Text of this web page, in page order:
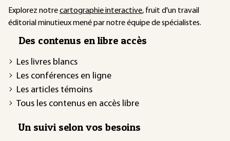
Explorez notrecartographie interactive, fruit d'un travail
éditorial minutieux mené par notre équipe de spécialistes.
Des contenus en libre accès
Les livres blancs
Les conférences en ligne
Les articles témoins
Tous les contenus en accès libre
Un suivi selon vos besoins